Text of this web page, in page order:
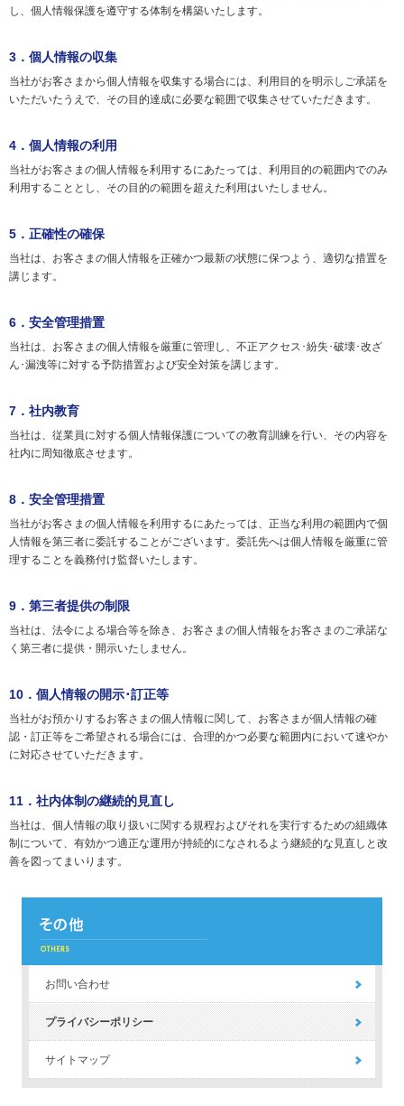
し、個人情報保護を遵守する体制を構築いたします。
3．個人情報の収集
当社がお客さまから個人情報を収集する場合には、利用目的を明示しご承諾を
いただいたうえで、その目的達成に必要な範囲で収集させていただきます。
4．個人情報の利用
当社がお客さまの個人情報を利用するにあたっては、利用目的の範囲内でのみ
利用することとし、その目的の範囲を超えた利用はいたしません。
5．正確性の確保
当社は、お客さまの個人情報を正確かつ最新の状態に保つよう、適切な措置を
講じます。
6．安全管理措置
当社は、お客さまの個人情報を厳重に管理し、不正アクセス･紛失･破壊･改ざ
ん･漏洩等に対する予防措置および安全対策を講じます。
7．社内教育
当社は、従業員に対する個人情報保護についての教育訓練を行い、その内容を
社内に周知徹底させます。
8．安全管理措置
当社がお客さまの個人情報を利用するにあたっては、正当な利用の範囲内で個
人情報を第三者に委託することがございます。委託先へは個人情報を厳重に管
理することを義務付け監督いたします。
9．第三者提供の制限
当社は、法令による場合等を除き、お客さまの個人情報をお客さまのご承諾な
く第三者に提供・開示いたしません。
10．個人情報の開示･訂正等
当社がお預かりするお客さまの個人情報に関して、お客さまが個人情報の確
認・訂正等をご希望される場合には、合理的かつ必要な範囲内において速やか
に対応させていただきます。
11．社内体制の継続的見直し
当社は、個人情報の取り扱いに関する規程およびそれを実行するための組織体
制について、有効かつ適正な運用が持続的になされるよう継続的な見直しと改
善を図ってまいります。
お問い合わせ
プライバシーポリシー
サイトマップ